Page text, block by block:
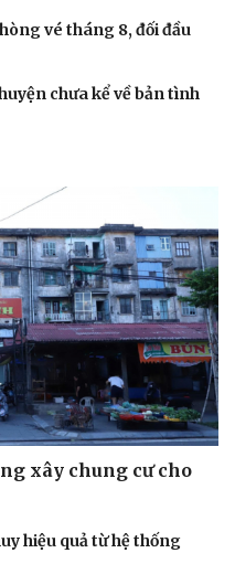
Câu chuyện thời sự
vé tháng 8, đối đầu
chưa kể về bản tình
xây chung cư cho
hiệu quả từ hệ thống